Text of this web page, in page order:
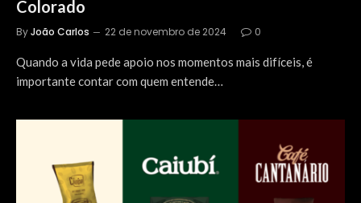
Colorado
ByJoão Carlos 22 de novembro de 2024 0
Quando a vida pede apoio nos momentos mais difíceis, é
importante contar com quem entende…